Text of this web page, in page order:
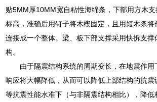
贴5MM厚10MM宽自粘性海绵条，下部用方木
标高，准确后用钉子将木楔固定，且用短木条将
连接成一个整体。梁、板下部支撑采用快拆支
构。
由于隔震结构系统的周期变长，在地震作
响应将大幅降低，从而可以降低上部结构的抗震
等抗震性能水准下（与非隔震结构相比），降